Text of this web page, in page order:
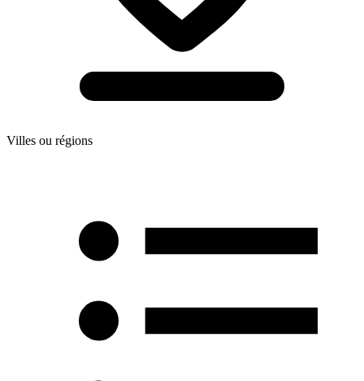
Villes ou régions